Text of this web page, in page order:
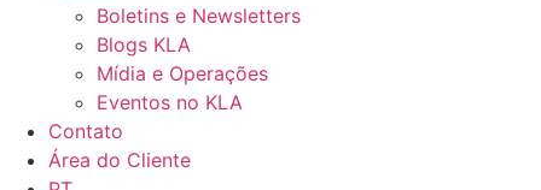
Boletins e Newsletters
Blogs KLA
Mídia e Operações
Eventos no KLA
Contato
Área do Cliente